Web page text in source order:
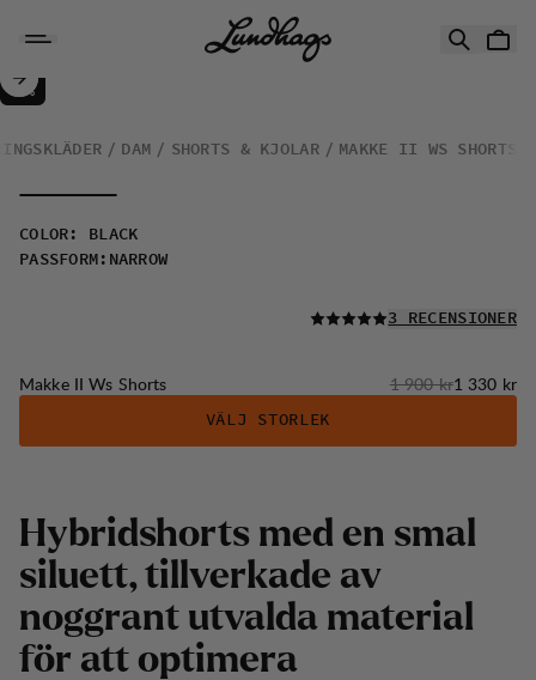
Makke II Ws Shorts
REA:
30%
DAM SHORTS & KJOLAR MAKKE II WS SHORTS
COLOR :
BLACK
PASSFORM : NARROW
LÄS ALLA
3 RECENSIONER
Makke II Ws Shorts Originalpris:
1 900 krReapris:
1 330 kr
VÄLJ STORLEK
Hybridshorts med en smal
siluett, tillverkade av
noggrant utvalda material
för att optimera